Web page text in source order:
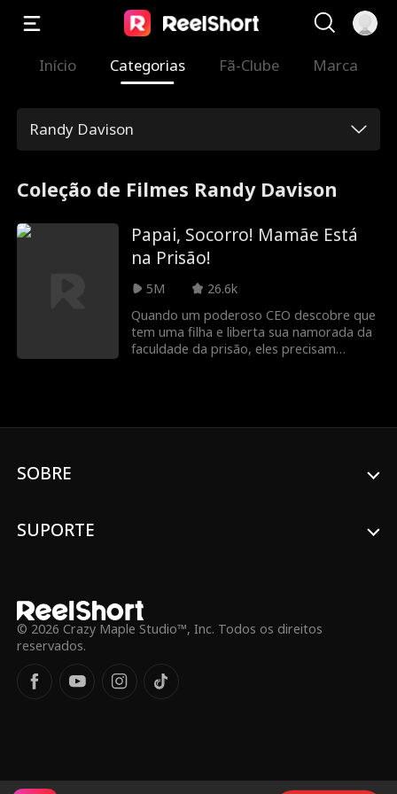
Início Categorias Fã-Clube Marca
Randy Davison
Coleção de Filmes Randy Davison
Papai, Socorro! Mamãe Está
na Prisão!
5M
26.6k
Quando um poderoso CEO descobre que
tem uma filha e liberta sua namorada da
faculdade da prisão, eles precisam
SOBRE
SUPORTE
© 2026 Crazy Maple Studio™, Inc. Todos os direitos
reservados.